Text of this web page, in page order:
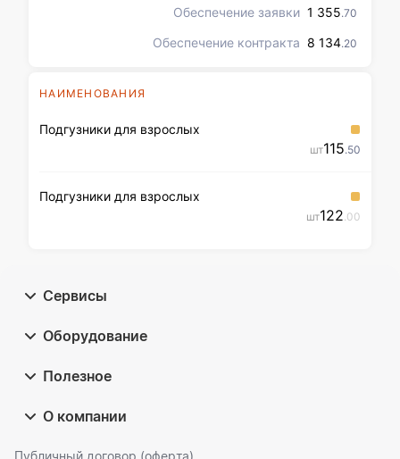
Обеспечение заявки 1 355.70
Обеспечение контракта 8 134.20
НАИМЕНОВАНИЯ
Подгузники для взрослых
шт115.50
Подгузники для взрослых
шт122.00
Сервисы
Оборудование
Полезное
О компании
Публичный договор (оферта)